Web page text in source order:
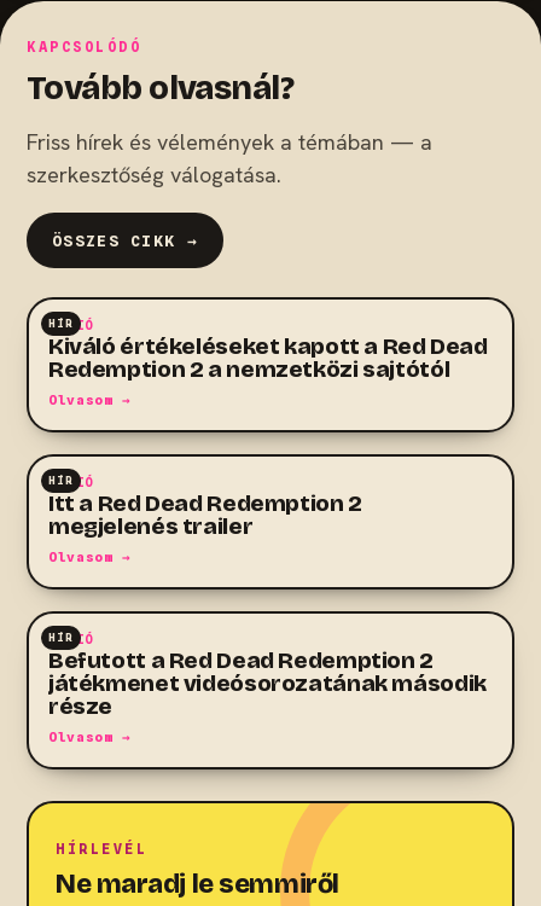
KAPCSOLÓDÓ
Tovább olvasnál?
Friss hírek és vélemények a témában — a
szerkesztőség válogatása.
ÖSSZES CIKK →
HÍR
AKCIÓ
Kiváló értékeléseket kapott a Red Dead
Redemption 2 a nemzetközi sajtótól
Olvasom →
HÍR
AKCIÓ
Itt a Red Dead Redemption 2
megjelenés trailer
Olvasom →
HÍR
AKCIÓ
Befutott a Red Dead Redemption 2
játékmenet videósorozatának második
része
Olvasom →
HÍRLEVÉL
Ne maradj le semmiről